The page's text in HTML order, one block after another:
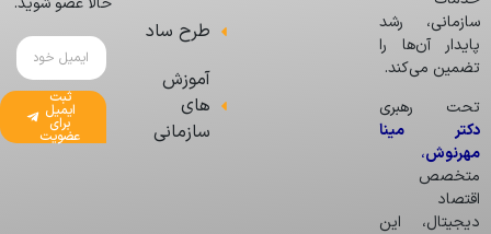
سازمانی، رشد
پایدار آن‌ها را
تضمین می‌کند.
تحت رهبری
دکتر مینا
مهرنوش،
متخصص
اقتصاد
دیجیتال، این
طرح ساد
آموزش
های
سازمانی
ثبت
ایمیل
برای
عضویت